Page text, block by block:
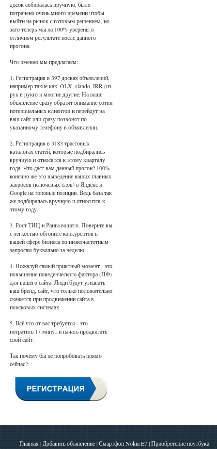
досок собиралась вручную, было
потрачено очень много времени чтобы
выйти на рынок с готовым решением, но
зато теперь мы на 100% уверены в
отличном результате после данного
прогона.
Что именно мы предлагаем:
1. Регистрация в 397 досках объявлений,
например такие как: OLX, slando, IRR (из
рук в руки) и многие другие. На ваше
объявление сразу обратят внимание сотни
потенциальных клиентов и перейдут на
ваш сайт или сразу позвонят по
указанному телефону в объявлении.
2. Регистрация в 3183 трастовых
каталогах статей, которые подбирались
вручную и относятся к этому кварталу
года. Что даст вам данный прогон? 100%
конечно же это выведение ваших главных
запросов (ключевых слов) в Яндекс и
Google на топовые позиции. Ведь база так
же подбиралась вручную и относится к
этому году.
3. Рост ТИЦ и Ранга вашего. Поверьте вы
с лёгкостью обгоните конкурентов в
вашей сфере бизнеса по низкочастотным
запросам буквально за неделю.
4. Пожалуй самый приятный момент - это
повышение поведенческого фактора (ПФ)
для вашего сайта. Люди будут узнавать
ваш бренд, сайт, что только положительно
скажется при продвижении сайта в
поисковых системах.
5. Всё что от вас требуется - это
потратить 17 минут и начать продвигать
свой сайт.
Так почему бы не попробовать прямо
сейчас?
Главная|Добавить объявление|Смартфон Nokia E7|Приобретение ноутбука